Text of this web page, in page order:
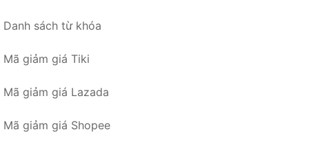
Danh sách từ khóa
Mã giảm giá Tiki
Mã giảm giá Lazada
Mã giảm giá Shopee